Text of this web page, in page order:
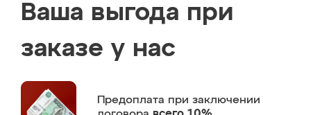
Ваша выгода при
заказе у нас
Предоплата при заключении